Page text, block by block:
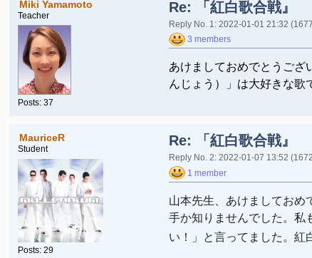
Miki Yamamoto
Teacher
Posts: 37
Re: 「紅白歌合戦』
Reply No. 1: 2022-01-01 21:32
3 members
あけましておめでとうござ
んじょう）」は大好きな歌
MauriceR
Student
Posts: 29
Re: 「紅白歌合戦』
Reply No. 2: 2022-01-07 13:52
1 member
山本先生、あけましておめ
手か知りませんでした。私
い！」と言ってました。